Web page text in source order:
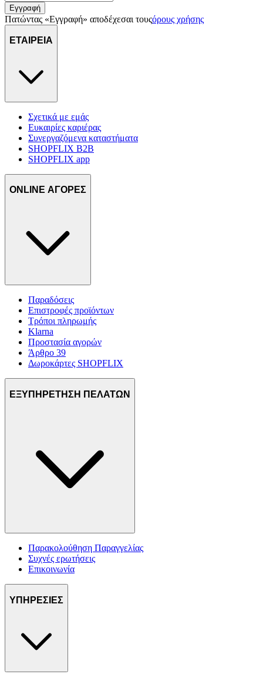
πληροφορίες σχετικά με την από μέρους σας χρήση της
τοποθεσίας μας στους συνεργάτες μέσων κοινωνικής
Εγγραφή
Πατώντας «Εγγραφή» αποδέχεσαι τουςόρους χρήσης
ΕΤΑΙΡΕΙΑ
Σχετικά με εμάς
Ευκαιρίες καριέρας
Συνεργαζόμενα καταστήματα
SHOPFLIX B2B
SHOPFLIX app
ONLINE ΑΓΟΡΕΣ
Παραδόσεις
Επιστροφές προϊόντων
Τρόποι πληρωμής
Klarna
Προστασία αγορών
Άρθρο 39
Δωροκάρτες SHOPFLIX
ΕΞΥΠΗΡΕΤΗΣΗ ΠΕΛΑΤΩΝ
Παρακολούθηση Παραγγελίας
Συχνές ερωτήσεις
Επικοινωνία
ΥΠΗΡΕΣΙΕΣ